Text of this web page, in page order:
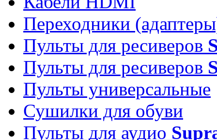
Переходники
Пульты для ресиверов
Пульты для ресиверов
Пульты универсальные
Сушилки для обуви
Пульты для аудио